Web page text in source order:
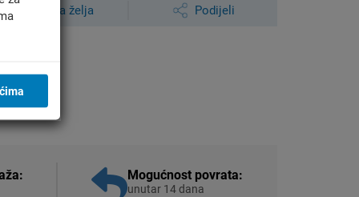
Lista želja Podijeli
Mogućnost povrata:
unutar 14 dana